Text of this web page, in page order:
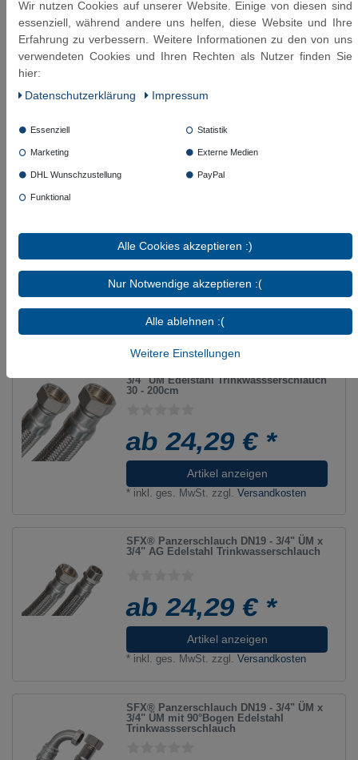
nur mit 70°C anzugeben)
Beständigkeit - besonders geeignet:
Leitungswasser (Raumtemperatur), Kühlwasser
Dieselkraftstoff, Kerosin, Ottokraftstoff
(Raumtemperatur), Hydrauliköl (Mineralölbasis,
Glycol Basis): Schutzgas (CO², Argon, etc.),
Säuren und Laugen
70°C)
BWGL (UBA) und W270 (DVGW)
Diese Artikel könnten Sie auch interessieren:
3/4" ÜM Edelstahl Trinkwassserschlauch
30 - 200cm
ab 24,29 € *
Artikel anzeigen
* inkl. ges. MwSt. zzgl.Versandkosten
SFX® Panzerschlauch DN19 - 3/4" ÜM x
3/4" AG Edelstahl Trinkwasserschlauch
ab 24,29 € *
Artikel anzeigen
* inkl. ges. MwSt. zzgl.Versandkosten
SFX® Panzerschlauch DN19 - 3/4" ÜM x
3/4" ÜM mit 90°Bogen Edelstahl
Trinkwassserschlauch
Wir nutzen Cookies auf unserer Website. Einige von diesen sind
essenziell, während andere uns helfen, diese Website und Ihre
Erfahrung zu verbessern. Weitere Informationen zu den von uns
verwendeten Cookies und Ihren Rechten als Nutzer finden Sie
hier:
Daten­schutz­erklärung
Impressum
Essenziell Statistik
Marketing Externe Medien
DHL Wunschzustellung PayPal
Funktional
Alle Cookies akzeptieren :)
Nur Notwendige akzeptieren :(
Alle ablehnen :(
Weitere Einstellungen